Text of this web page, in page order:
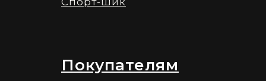
Покупателям